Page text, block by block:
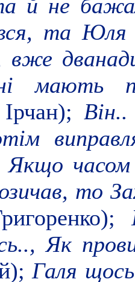
й не
та Юля
вже
мають
Якщо часом
то
Як
Галя